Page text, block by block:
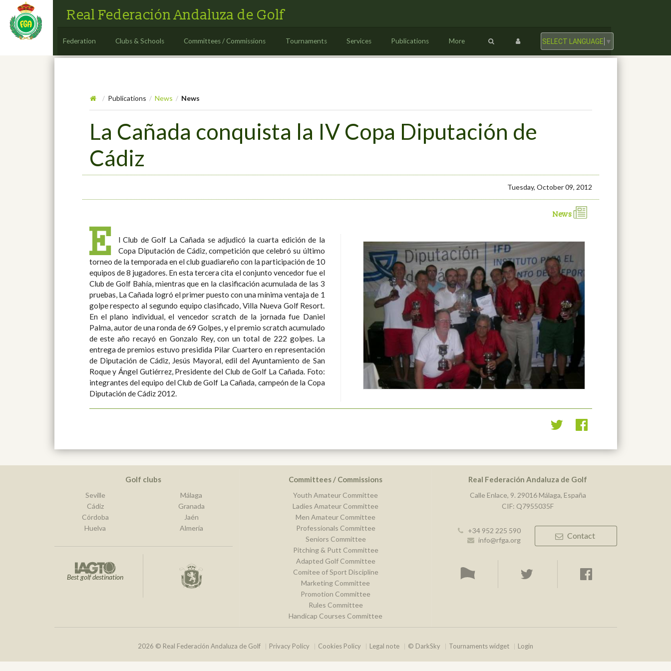
Real Federación Andaluza de Golf
Federation Clubs & Schools Committees / Commissions Tournaments Services Publications More SELECT LANGUAGE ▼
/ Publications / News / News
La Cañada conquista la IV Copa Diputación de
Cádiz
Tuesday, October 09, 2012
News
E
l Club de Golf La Cañada se adjudicó la cuarta edición de la
Copa Diputación de Cádiz, competición que celebró su último
torneo de la temporada en el club guadiareño con la participación de 10
equipos de 8 jugadores. En esta tercera cita el conjunto vencedor fue el
Club de Golf Bahía, mientras que en la clasificación acumulada de las 3
pruebas, La Cañada logró el primer puesto con una mínima ventaja de 1
golpe respecto al segundo equipo clasificado, Villa Nueva Golf Resort.
En el plano individual, el vencedor scratch de la jornada fue Daniel
Palma, autor de una ronda de 69 Golpes, y el premio scratch acumulado
de este año recayó en Gonzalo Rey, con un total de 222 golpes. La
entrega de premios estuvo presidida Pilar Cuartero en representación
de Diputación de Cádiz, Jesús Mayoral, edil del Ayuntamiento de San
Roque y Ángel Gutiérrez, Presidente del Club de Golf La Cañada. Foto:
integrantes del equipo del Club de Golf La Cañada, campeón de la Copa
Diputación de Cádiz 2012.
Golf clubs
Seville
Cádiz
Córdoba
Huelva
Málaga
Granada
Jaén
Almería
Best golf destination
Committees / Commissions
Youth Amateur Committee
Ladies Amateur Committee
Men Amateur Committee
Professionals Committee
Seniors Committee
Pitching & Putt Committee
Adapted Golf Committee
Comitee of Sport Discipline
Marketing Committee
Promotion Committee
Rules Committee
Handicap Courses Committee
Real Federación Andaluza de Golf
Calle Enlace, 9. 29016 Málaga, España
CIF: Q7955035F
+34 952 225 590
info@rfga.org
Contact
2026 © Real Federación Andaluza de Golf Privacy Policy Cookies Policy Legal note © DarkSky Tournaments widget Login